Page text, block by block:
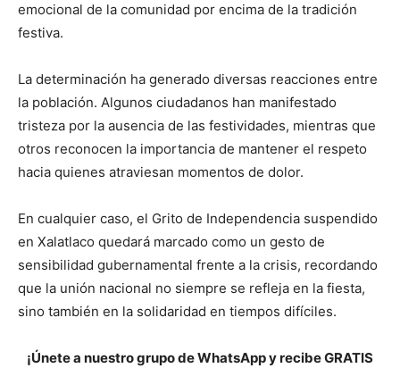
emocional de la comunidad por encima de la tradición
festiva.
La determinación ha generado diversas reacciones entre
la población. Algunos ciudadanos han manifestado
tristeza por la ausencia de las festividades, mientras que
otros reconocen la importancia de mantener el respeto
hacia quienes atraviesan momentos de dolor.
En cualquier caso, el Grito de Independencia suspendido
en Xalatlaco quedará marcado como un gesto de
sensibilidad gubernamental frente a la crisis, recordando
que la unión nacional no siempre se refleja en la fiesta,
sino también en la solidaridad en tiempos difíciles.
¡Únete a nuestro grupo de WhatsApp y recibe GRATIS